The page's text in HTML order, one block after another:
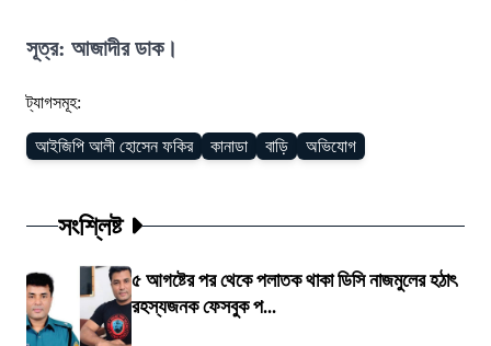
সূত্র: আজাদীর ডাক।
ট্যাগসমূহ:
আইজিপি আলী হোসেন ফকির কানাডা বাড়ি অভিযোগ
সংশ্লিষ্ট
৫ আগষ্টের পর থেকে পলাতক থাকা ডিসি নাজমুলের হঠাৎ
রহস্যজনক ফেসবুক প...